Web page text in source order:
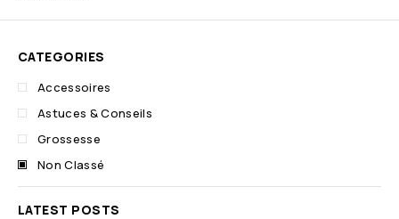
CATEGORIES
Accessoires
Astuces & Conseils
Grossesse
Non Classé
LATEST POSTS